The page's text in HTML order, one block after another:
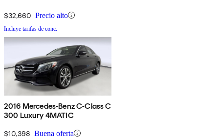
$32,660 Precio alto
Incluye tarifas de conc.
2016 Mercedes-Benz C-Class C
300 Luxury 4MATIC
$10,398 Buena oferta